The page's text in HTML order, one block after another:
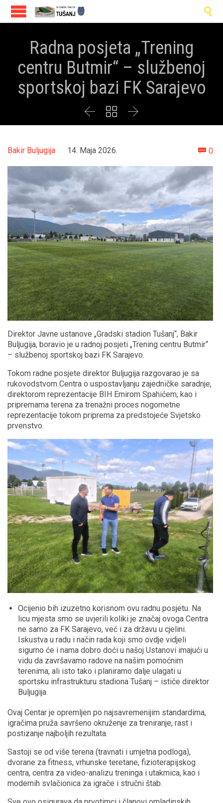

Radna posjeta „Trening
centru Butmir“ – službenoj
sportskoj bazi FK Sarajevo
  
Bakir Buljugija 14. Maja 2026.  0
Direktor Javne ustanove „Gradski stadion Tušanj“, Bakir
Buljugija, boravio je u radnoj posjeti „Trening centru Butmir“
– službenoj sportskoj bazi FK Sarajevo.
Tokom radne posjete direktor Buljugija razgovarao je sa
rukovodstvom Centra o uspostavljanju zajedničke saradnje,
direktorom reprezentacije BIH Emirom Spahićem, kao i
pripremama terena za trenažni proces nogometne
reprezentacije tokom priprema za predstojeće Svjetsko
prvenstvo.
Ocijenio bih izuzetno korisnom ovu radnu posjetu. Na
licu mjesta smo se uvjerili koliki je značaj ovoga Centra
ne samo za FK Sarajevo, već i za državu u cjelini.
Iskustva u radu i način rada koji smo ovdje vidjeli
sigurno će i nama dobro doći u našoj Ustanovi imajući u
vidu da završavamo radove na našim pomoćnim
terenima, ali isto tako i planiramo dalje ulagati u
sportsku infrastrukturu stadiona Tušanj – ističe direktor
Buljugija.
Ovaj Centar je opremljen po najsavremenijim standardima,
igračima pruža savršeno okruženje za treniranje, rast i
postizanje najboljih rezultata.
Sastoji se od više terena (travnati i umjetna podloga),
dvorane za fitness, vrhunske teretane, fizioterapijskog
centra, centra za video-analizu treninga i utakmica, kao i
modernih svlačionica za igrače i stručni štab.